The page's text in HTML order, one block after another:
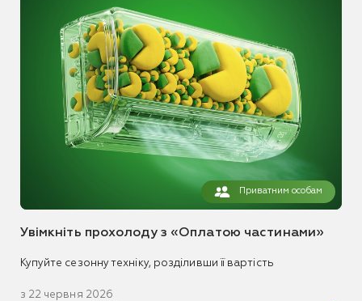
Приватним особам
Увімкніть прохолоду з «Оплатою частинами»
Купуйте сезонну техніку, розділивши її вартість
з 22 червня 2026